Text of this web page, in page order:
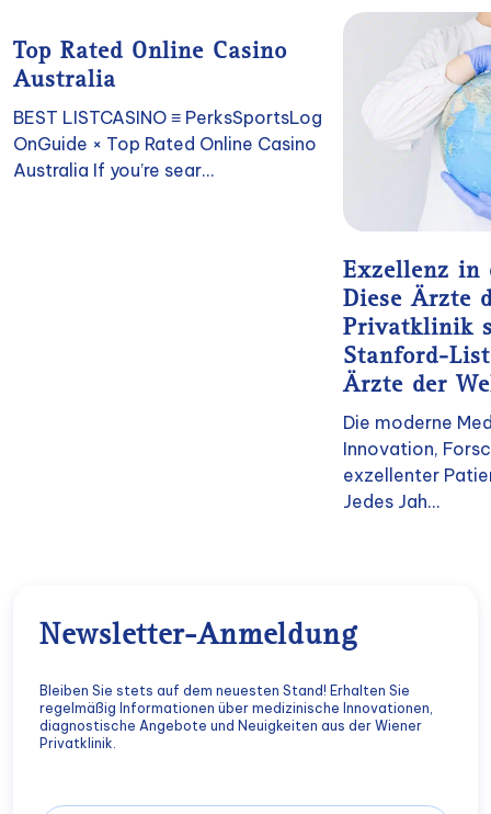
Top Rated Online Casino
Australia
BEST LISTCASINO ≡ PerksSportsLog
OnGuide × Top Rated Online Casino
Australia If you’re sear...
Exzellenz in
Diese Ärzte
Privatklinik
Stanford-
Ärzte der
Die moderne
Innovation,
exzellenter
Jedes Jah...
Newsletter-Anmeldung
Bleiben Sie stets auf dem neuesten Stand! Erhalten Sie
regelmäßig Informationen über medizinische Innovationen,
diagnostische Angebote und Neuigkeiten aus der Wiener
Privatklinik.